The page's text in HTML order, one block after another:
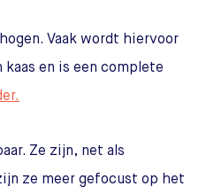
Vaak wordt hiervoor
en is een complete
Ze zijn, net als
ze meer gefocust op het